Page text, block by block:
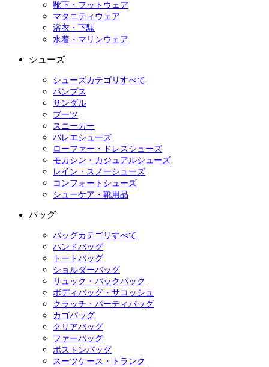
靴下・フットウェア
マタニティウェア
浴衣・下駄
水着・マリンウェア
シューズ
シューズカテゴリすべて
パンプス
サンダル
ブーツ
スニーカー
バレエシューズ
ローファー・ドレスシューズ
モカシン・カジュアルシューズ
レイン・スノーシューズ
コンフォートシューズ
シューケア・靴用品
バッグ
バッグカテゴリすべて
ハンドバッグ
トートバッグ
ショルダーバッグ
リュック・バックパック
ボディバッグ・サコッシュ
クラッチ・パーティバッグ
カゴバッグ
クリアバッグ
ファーバッグ
ボストンバッグ
スーツケース・トランク